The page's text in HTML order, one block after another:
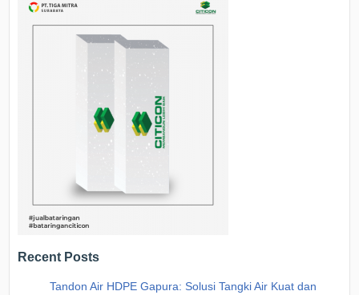
Recent Posts
Tandon Air HDPE Gapura: Solusi Tangki Air Kuat dan